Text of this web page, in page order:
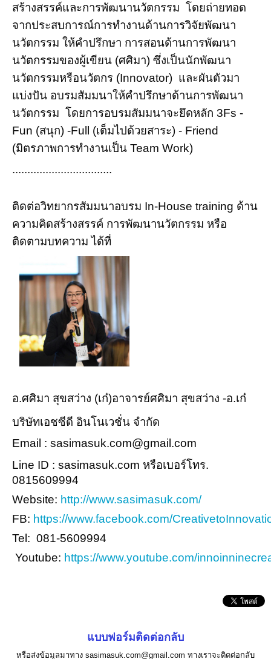
สร้างสรรค์และการพัฒนานวัตกรรม โดยถ่ายทอด
จากประสบการณ์การทำงานด้านการวิจัยพัฒนา
นวัตกรรม ให้คำปรึกษา การสอนด้านการพัฒนา
นวัตกรรมของผู้เขียน (ศศิมา) ซึ่งเป็นนักพัฒนา
นวัตกรรมหรือนวัตกร (Innovator) และผันตัวมา
แบ่งปัน อบรมสัมมนาให้คำปรึกษาด้านการพัฒนา
นวัตกรรม โดยการอบรมสัมมนาจะยึดหลัก 3Fs -
Fun (สนุก) -Full (เต็มไปด้วยสาระ) - Friend
(มิตรภาพการทำงานเป็น Team Work)
.................................
ติดต่อวิทยากรสัมมนาอบรม In-House training ด้าน
ความคิดสร้างสรรค์ การพัฒนานวัตกรรม หรือ
ติดตามบทความ ได้ที่
อ.ศศิมา สุขสว่าง (เก๋)อาจารย์ศศิมา สุขสว่าง -อ.เก๋
บริษัทเอชซีดี อินโนเวชั่น จำกัด
Email : sasimasuk.com@gmail.com
Line ID : sasimasuk.com หรือเบอร์โทร.
0815609994
Website: http://www.sasimasuk.com/
FB: https://www.facebook.com/
Tel: 081-5609994
Youtube: https://www.youtube.com/
แบบฟอร์มติดต่อกลับ
หรือส่งข้อมูลมาทาง sasimasuk.com@gmail.com ทางเราจะติดต่อกลับ